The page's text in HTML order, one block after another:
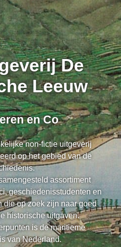
De
Leeuw
en Co
non-fictie uitgeverij
op het gebied van de
assortiment
geschiedenisstudenten en
die op zoek zijn naar goed
historische uitgaven.
is de maritieme
van Nederland.